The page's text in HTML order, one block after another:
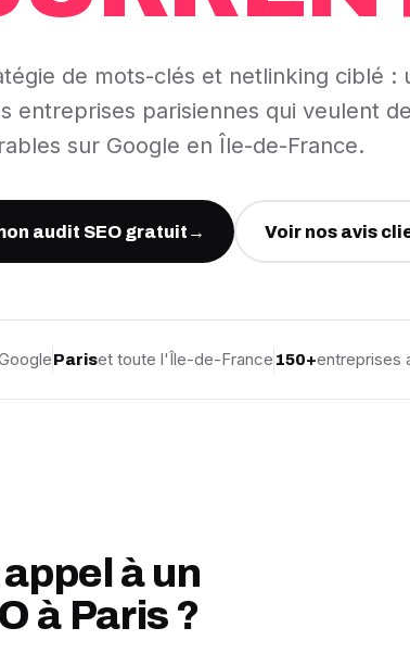
de mots-clés et netlinking ciblé :
entreprises parisiennes qui veulent
sur Google en Île-de-France.
audit SEO gratuit → Voir nos avis
Pariset toute l'Île-de-France 150+entreprises
à un
à Paris ?